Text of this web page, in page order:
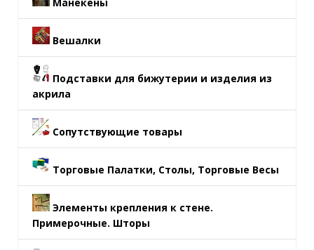
Вешалки
Подставки для бижутерии и изделия из
акрила
Сопутствующие товары
Торговые Палатки, Столы, Торговые Весы
Элементы крепления к стене.
Примерочные. Шторы